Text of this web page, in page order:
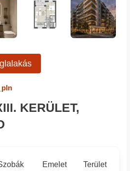
KERÜLET,
Emelet Terület